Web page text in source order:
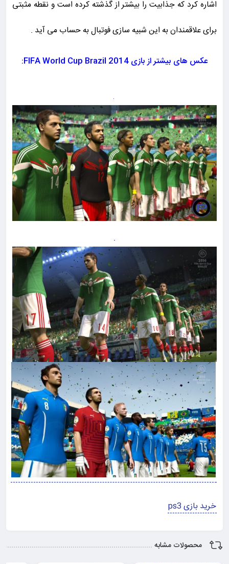
اشاره کرد که جذابیت را بیشتر از گذشته کرده است و نقطه مثبتی
برای علاقمندان به این شبیه سازی فوتبال به حساب می آید .
عکس های بیشتر از بازی FIFA World Cup Brazil 2014:
خرید بازی ps3
محصولات مشابه